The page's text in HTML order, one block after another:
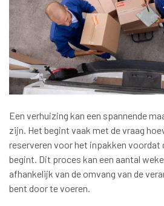
Een verhuizing kan een spannende
zijn. Het begint vaak met de vraag
reserveren voor het inpakken voordat
begint. Dit proces kan een aantal
afhankelijk van de omvang van de
bent door te voeren.